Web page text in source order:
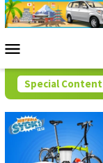
Skip
to
Menu
Special Content